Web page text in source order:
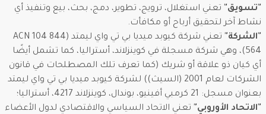
"تسويق" تعني استغلال، ترويج، تطوير، دمج، بحث، بيع وتنفيذ أي
نشاط آخر لتحقيق أرباح أو مكافأت.
"الشركة"
تعني شركة كيوبد ميديا بي تي واي ليمتد (ACN 104 844
564)، وهي شركة مسجلة في كوينزلاند، أستراليا، كما تشمل أيضًا
أي كيان ذو علاقة أو شريك (كما تعرف تلك المصطلحات في قانون
الشركات لعام 2001 (السيث)) لشركة كيوبد ميديا بي تي واي ليمتد
بعنوان مسجل: 21 كرمبي أفينيو، بوندال، كوينزلاند 4217، أستراليا؛
"الاتحاد الأوروبي" تعني الاتحاد السياسي والاقتصادي لدول الأعضاء